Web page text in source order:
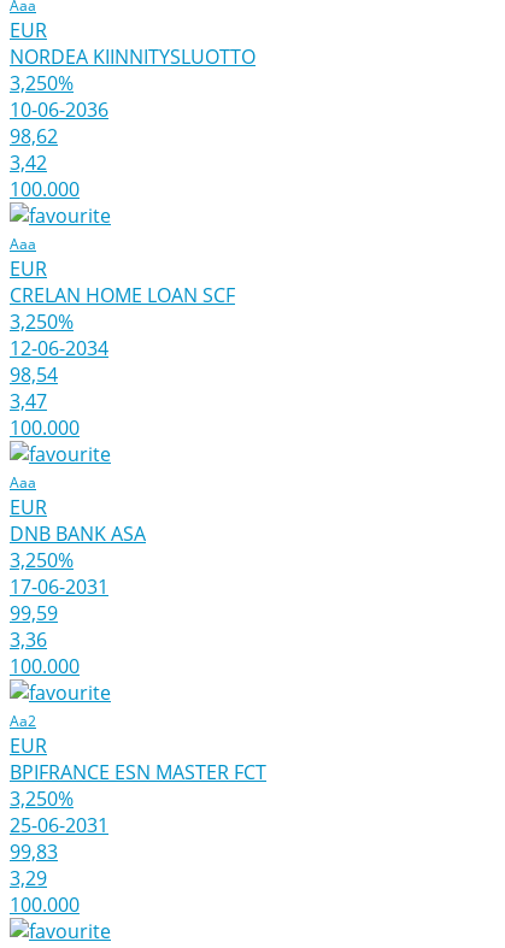
Aaa
EUR
NORDEA KIINNITYSLUOTTO
3,250%
10-06-2036
98,62
3,42
100.000
Aaa
EUR
CRELAN HOME LOAN SCF
3,250%
12-06-2034
98,54
3,47
100.000
Aaa
EUR
DNB BANK ASA
3,250%
17-06-2031
99,59
3,36
100.000
Aa2
EUR
BPIFRANCE ESN MASTER FCT
3,250%
25-06-2031
99,83
3,29
100.000